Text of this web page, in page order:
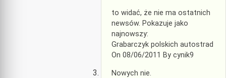
to widać, że nie ma ostatnich
newsów. Pokazuje jako
najnowszy:
Grabarczyk polskich autostrad
On 08/06/2011 By cynik9
Nowych nie.